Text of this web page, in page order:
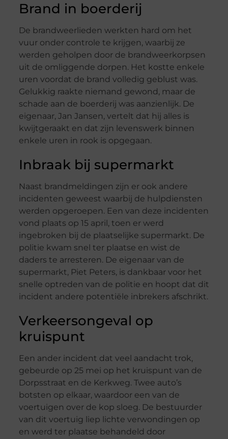
Brand in boerderij
De brandweerlieden werkten hard om het
vuur onder controle te krijgen, waarbij ze
werden geholpen door de brandweerkorpsen
uit de omliggende dorpen. Het kostte enkele
uren voordat de brand volledig geblust was.
Gelukkig raakte niemand gewond, maar de
schade aan de boerderij was aanzienlijk. De
eigenaar, Jan Jansen, vertelt dat hij alles is
kwijtgeraakt en dat zijn levenswerk binnen
enkele uren in rook is opgegaan.
Inbraak bij supermarkt
Naast brandmeldingen zijn er ook andere
incidenten geweest waarbij de hulpdiensten
werden opgeroepen. Een van deze incidenten
vond plaats op 15 april, toen er werd
ingebroken bij de plaatselijke supermarkt. De
politie kwam snel ter plaatse en wist de
daders te arresteren. De eigenaar van de
supermarkt, Piet Peters, is dankbaar voor het
snelle optreden van de politie en hoopt dat dit
incident andere potentiële inbrekers afschrikt.
Verkeersongeval op
kruispunt
Een ander incident dat veel aandacht trok,
gebeurde op 25 mei op het kruispunt van de
Dorpsstraat en de Kerkweg. Twee auto’s
botsten op elkaar, waardoor een van de
voertuigen over de kop sloeg. De bestuurder
van dit voertuig liep lichte verwondingen op
en werd ter plaatse behandeld door